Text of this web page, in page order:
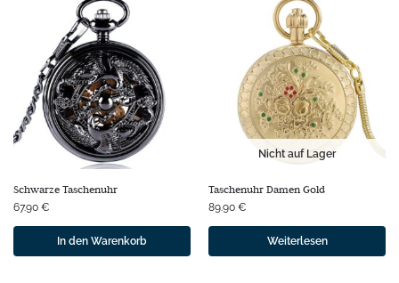
Schwarze Taschenuhr
67.90 €
In den Warenkorb
Nicht auf Lager
Taschenuhr Damen Gold
89.90 €
Weiterlesen